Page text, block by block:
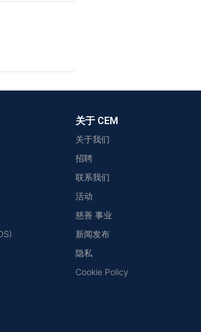
关于 CEM
关于我们
招聘
联系我们
活动
慈善 事业
新闻发布
隐私
Cookie Policy